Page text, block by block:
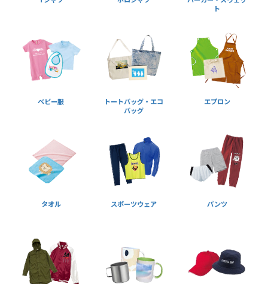
ト
ベビー服
トートバッグ・エコ
バッグ
エプロン
タオル スポーツウェア パンツ